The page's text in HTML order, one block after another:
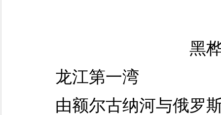
黑
龙江第一湾
由额尔古纳河与俄罗